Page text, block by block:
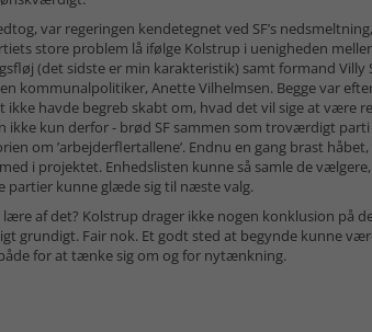
var regeringen kendetegnet ved SF’s
store problem lå ifølge Kolstrup i uenigheden
(det sidste er min karakteristik) samt formand Villy
kommunalpolitiker, Anette Vilhelmsen. Begge var
havde begreb skabt om, hvad det vil sige at være
ikke kun derfor - brød SF sammen som troværdigt
om ’arbejderflertallene’. Endnu en gang brast
i projektet. Enhedslisten kunne så samle de
partier kunne glæde sig til næste valg.
af det? Kolstrup drager ikke nogen konklusion på
grundigt. Fair nok. Et godt sted at begynde kunne
for at tænke sig om og for nytænkning.